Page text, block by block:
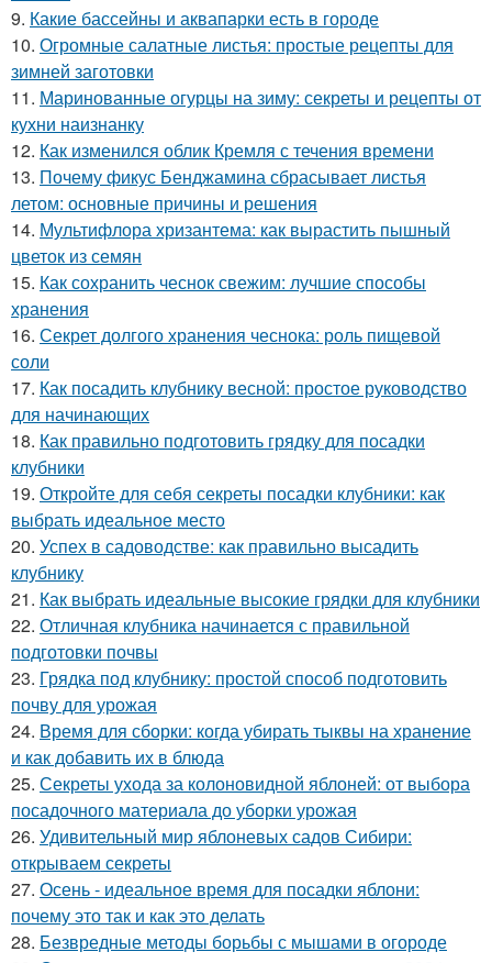
9. Какие бассейны и аквапарки есть в городе
10. Огромные салатные листья: простые рецепты для
зимней заготовки
11. Маринованные огурцы на зиму: секреты и рецепты от
кухни наизнанку
12. Как изменился облик Кремля с течения времени
13. Почему фикус Бенджамина сбрасывает листья
летом: основные причины и решения
14. Мультифлора хризантема: как вырастить пышный
цветок из семян
15. Как сохранить чеснок свежим: лучшие способы
хранения
16. Секрет долгого хранения чеснока: роль пищевой
соли
17. Как посадить клубнику весной: простое руководство
для начинающих
18. Как правильно подготовить грядку для посадки
клубники
19. Откройте для себя секреты посадки клубники: как
выбрать идеальное место
20. Успех в садоводстве: как правильно высадить
клубнику
21. Как выбрать идеальные высокие грядки для клубники
22. Отличная клубника начинается с правильной
подготовки почвы
23. Грядка под клубнику: простой способ подготовить
почву для урожая
24. Время для сборки: когда убирать тыквы на хранение
и как добавить их в блюда
25. Секреты ухода за колоновидной яблоней: от выбора
посадочного материала до уборки урожая
26. Удивительный мир яблоневых садов Сибири:
открываем секреты
27. Осень - идеальное время для посадки яблони:
почему это так и как это делать
28. Безвредные методы борьбы с мышами в огороде